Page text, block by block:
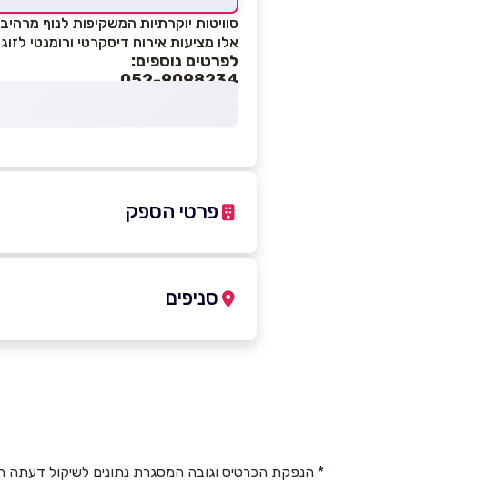
סוויטות יוקרתיות המשקיפות לנוף
אלו מציעות אירוח דיסקרטי ורומנטי
לפרטים נוספים:
052-9098234
פרטי הספק
באתר
סניפים
* הנפקת הכרטיס וגובה המסגרת נתונים לשיקול דעתה